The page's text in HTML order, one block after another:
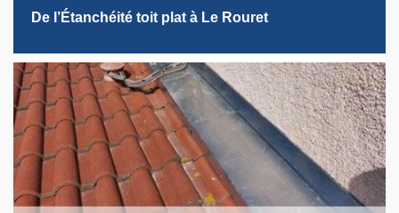
De l’Étanchéité toit plat à Le Rouret